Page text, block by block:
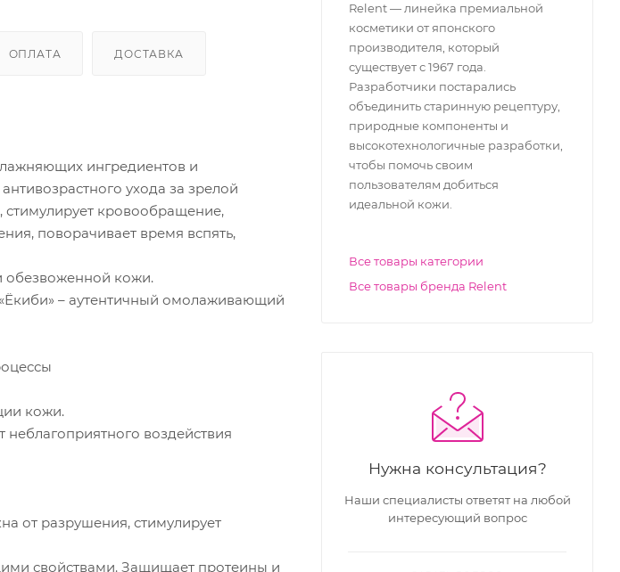
ОПЛАТА ДОСТАВКА
ингредиентов и
ухода за зрелой
стимулирует кровообращение,
поворачивает время вспять,
обезвоженной кожи.
– аутентичный омолаживающий
кожи.
воздействия
от разрушения, стимулирует
свойствами. Защищает протеины и
Relent — линейка премиальной
косметики от японского
производителя, который
существует с 1967 года.
Разработчики постарались
объединить старинную рецептуру,
природные компоненты и
высокотехнологичные разработки,
чтобы помочь своим
пользователям добиться
идеальной кожи.
Все товары категории
Все товары бренда Relent
Нужна консультация?
Наши специалисты ответят на любой
интересующий вопрос